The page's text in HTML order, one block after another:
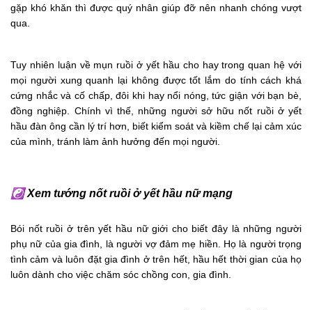
gặp khó khăn thì được quý nhân giúp đỡ nên nhanh chóng vượt
qua.
Tuy nhiên luận về mụn ruồi ở yết hầu cho hay trong quan hệ với
mọi người xung quanh lại không được tốt lắm do tính cách khá
cứng nhắc và cố chấp, đôi khi hay nổi nóng, tức giận với bạn bè,
đồng nghiệp. Chính vì thế, những người sở hữu nốt ruồi ở yết
hầu đàn ông cần lý trí hơn, biết kiểm soát và kiềm chế lại cảm xúc
của mình, tránh làm ảnh hưởng đến mọi người.
☯Xem tướng nốt ruồi ở yết hầu nữ mạng
Bói nốt ruồi ở trên yết hầu nữ giới cho biết đây là những người
phụ nữ của gia đình, là người vợ đảm mẹ hiền. Họ là người trọng
tình cảm và luôn đặt gia đình ở trên hết, hầu hết thời gian của họ
luôn dành cho việc chăm sóc chồng con, gia đình.